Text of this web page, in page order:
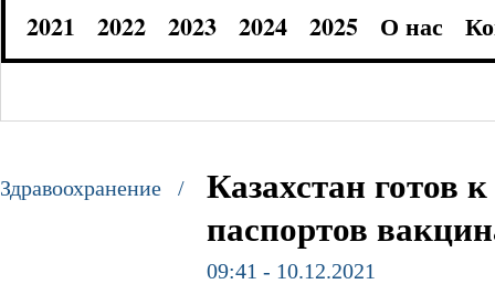
2021
2022 2023 2024 2025 О нас
Здравоохранение /
Казахстан готов
паспортов
09:41 - 10.12.2021